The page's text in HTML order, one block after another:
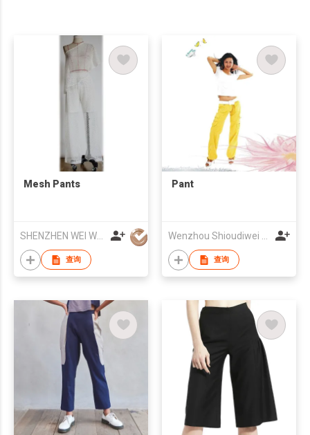
Mesh Pants
SHENZHEN WEI WEI APPAREL CO.,LTD
查询
Pant
Wenzhou Shioudiwei Garment Co., LTD
查询